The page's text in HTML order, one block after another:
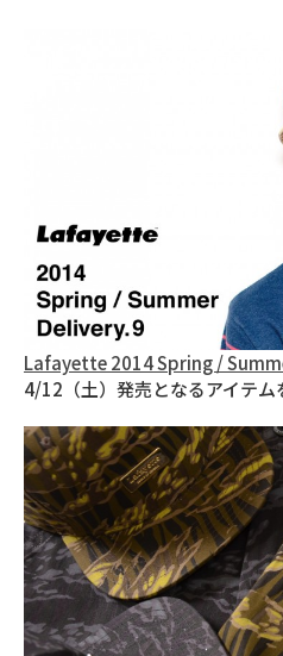
Lafayette 2014 Spring /
4/12（土）発売となるアイテム